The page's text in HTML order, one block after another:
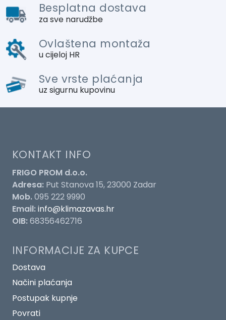
Besplatna dostava
za sve narudžbe
Ovlaštena montaža
u cijeloj HR
Sve vrste plaćanja
uz sigurnu kupovinu
KONTAKT INFO
FRIGO PROM d.o.o.
Adresa: Put Stanova 15, 23000 Zadar
Mob.095 222 9990
Email:info@klimazavas.hr
OIB:68356462716
INFORMACIJE ZA KUPCE
Dostava
Načini plaćanja
Postupak kupnje
Povrati